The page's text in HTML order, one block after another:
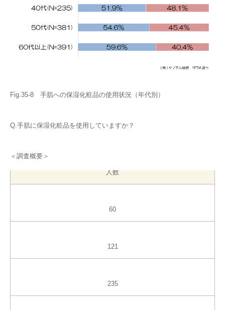
Fig.35-8 手肌への保湿化粧品の使用状況（年代別）
Q.手肌に保湿化粧品を使用していますか？
＜調査概要＞
人数
60
121
235